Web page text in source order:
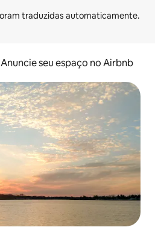
Anuncie seu espaço no Airbnb